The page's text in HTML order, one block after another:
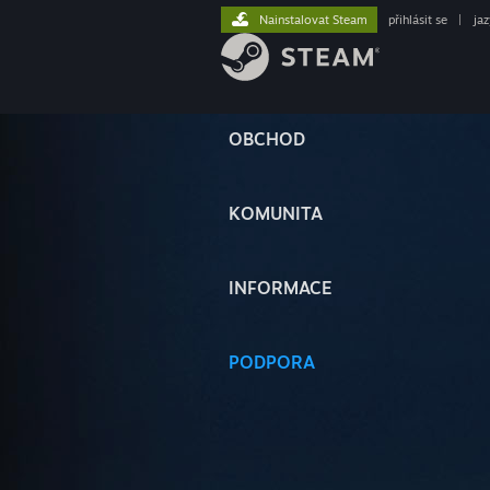
OBCHOD
KOMUNITA
INFORMACE
PODPORA
Nainstalovat Steam přihlásit se